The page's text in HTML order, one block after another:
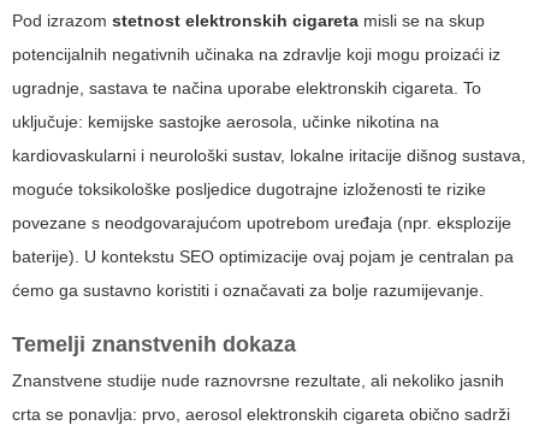
Pod izrazom stetnost elektronskih cigareta misli se na skup
potencijalnih negativnih učinaka na zdravlje koji mogu proizaći iz
ugradnje, sastava te načina uporabe elektronskih cigareta. To
uključuje: kemijske sastojke aerosola, učinke nikotina na
kardiovaskularni i neurološki sustav, lokalne iritacije dišnog sustava,
moguće toksikološke posljedice dugotrajne izloženosti te rizike
povezane s neodgovarajućom upotrebom uređaja (npr. eksplozije
baterije). U kontekstu SEO optimizacije ovaj pojam je centralan pa
ćemo ga sustavno koristiti i označavati za bolje razumijevanje.
Temelji znanstvenih dokaza
Znanstvene studije nude raznovrsne rezultate, ali nekoliko jasnih
crta se ponavlja: prvo, aerosol elektronskih cigareta obično sadrži